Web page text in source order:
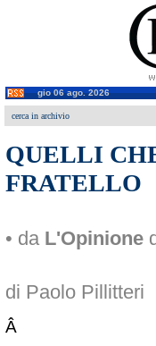
gio 06 ago. 2026
cerca in archivio
QUELLI
FRATELLO
• da L'Opinione
di Paolo Pillitteri
Â